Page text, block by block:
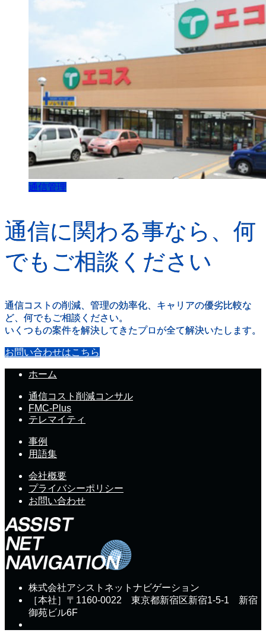
通信管理
通信に関わる事なら、何
でもご相談ください
通信コストの削減、管理の効率化、キャリアの優劣比較な
ど、何でもご相談ください。
いくつもの案件を解決してきたプロが全て解決いたします。
お問い合わせはこちら
ホーム
通信コスト削減コンサル
FMC-Plus
テレマイティ
事例
用語集
会社概要
プライバシーポリシー
お問い合わせ
株式会社アシストネットナビゲーション
［本社］〒1160-0022 東京都新宿区新宿1-5-1 新宿
御苑ビル6F